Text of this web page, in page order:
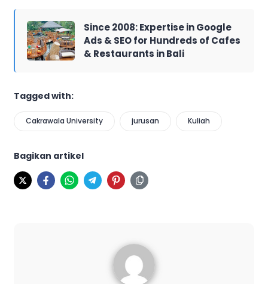
Since 2008: Expertise in Google
Ads & SEO for Hundreds of Cafes
& Restaurants in Bali
Tagged with:
Cakrawala University jurusan Kuliah
Bagikan artikel